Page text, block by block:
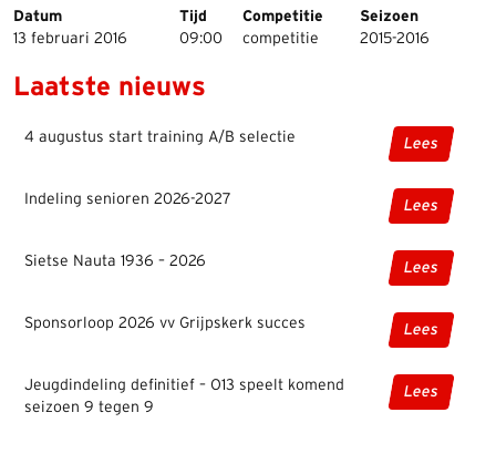
Datum
Tijd Competitie
Seizoen
13 februari 2016
09:00 competitie 2015-2016
Laatste nieuws
4 augustus start training A/B selectie Lees
Indeling senioren 2026-2027 Lees
Sietse Nauta 1936 – 2026 Lees
Sponsorloop 2026 vv Grijpskerk succes Lees
Jeugdindeling definitief – O13 speelt komend
seizoen 9 tegen 9
Lees